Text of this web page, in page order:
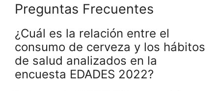
Preguntas Frecuentes
¿Cuál es la relación entre el
consumo de cerveza y los hábitos
de salud analizados en la
encuesta EDADES 2022?